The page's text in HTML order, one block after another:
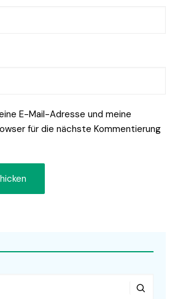
E-Mail-Adresse und meine
für die nächste Kommentierung